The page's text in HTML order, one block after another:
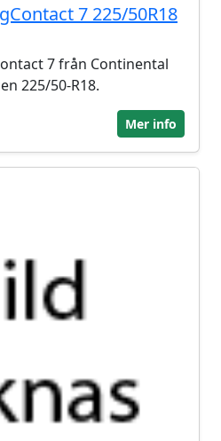
7 225/50R18
7 från Continental
225/50-R18.
Mer info